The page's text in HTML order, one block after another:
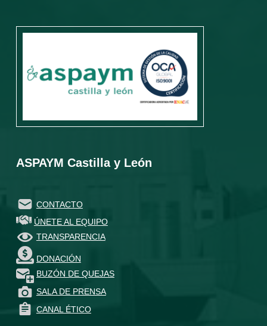
ASPAYM Castilla y León
CONTACTO
ÚNETE AL EQUIPO
TRANSPARENCIA
DONACIÓN
BUZÓN DE QUEJAS
SALA DE PRENSA
CANAL ÉTICO